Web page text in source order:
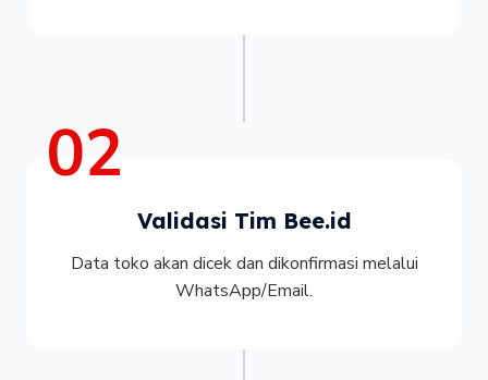
02
Validasi Tim Bee.id
Data toko akan dicek dan dikonfirmasi melalui
WhatsApp/Email.